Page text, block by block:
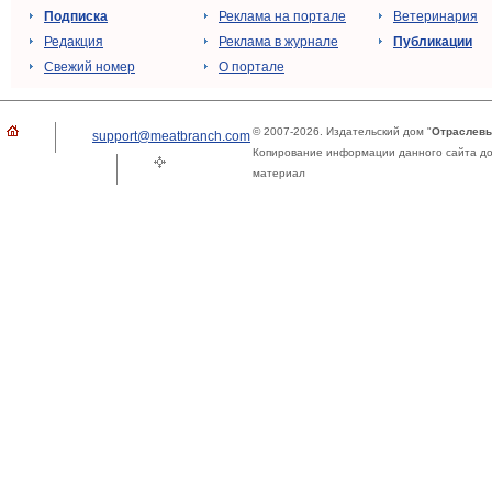
Подписка
Редакция
Свежий номер
Реклама на портале
Реклама в журнале
О портале
Ветеринария
Публикации
support@meatbranch.com© 2007-2026. Издательский дом "
Копирование информации данного сайта
материал